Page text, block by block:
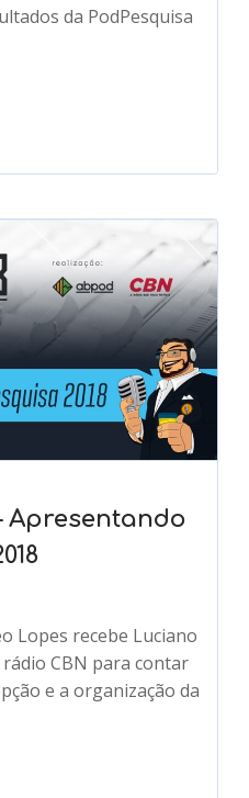
da PodPesquisa
Apresentando
Lopes recebe Luciano
CBN para contar
e a organização da